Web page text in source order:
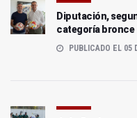
Diputación,
categoría bronce
PUBLICADO EL 05